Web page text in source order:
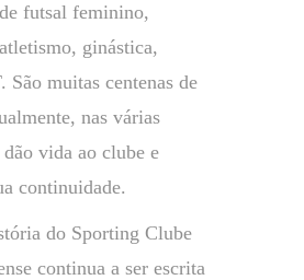
futsal feminino,
ginástica,
São muitas centenas de
nas várias
vida ao clube e
continuidade.
do Sporting Clube
continua a ser escrita